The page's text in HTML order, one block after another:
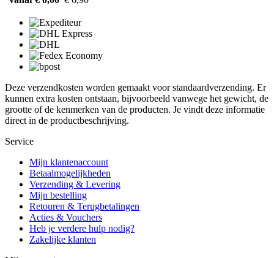
Deze verzendkosten worden gemaakt voor standaardverzending. Er
kunnen extra kosten ontstaan, bijvoorbeeld vanwege het gewicht, de
grootte of de kenmerken van de producten. Je vindt deze informatie
direct in de productbeschrijving.
Service
Mijn klantenaccount
Betaalmogelijkheden
Verzending & Levering
Mijn bestelling
Retouren & Terugbetalingen
Acties & Vouchers
Heb je verdere hulp nodig?
Zakelijke klanten